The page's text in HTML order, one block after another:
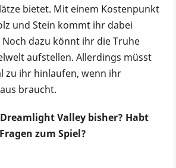
bietet. Mit einem Kostenpunkt
und Stein kommt ihr dabei
dazu könnt ihr die Truhe
aufstellen. Allerdings müsst
zu ihr hinlaufen, wenn ihr
braucht.
Valley bisher? Habt
zum Spiel?